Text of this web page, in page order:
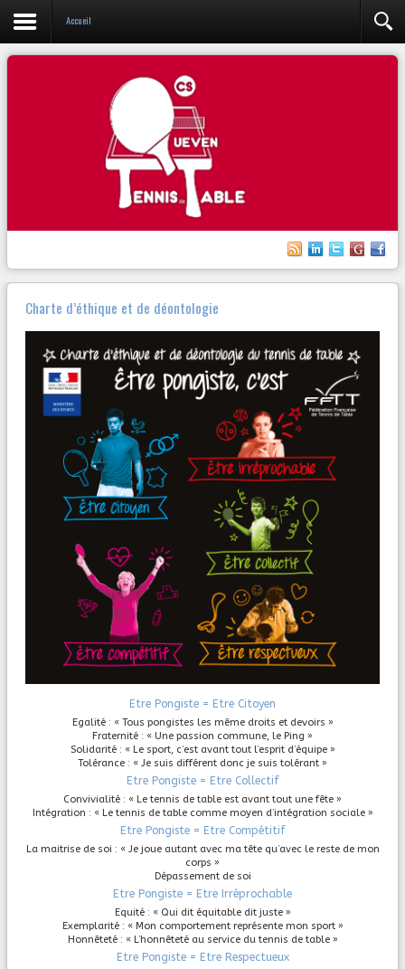
Accueil
Charte d’éthique et de déontologie
Etre Pongiste = Etre Citoyen
Egalité : « Tous pongistes les même droits et devoirs »
Fraternité : « Une passion commune, le Ping »
Solidarité : « Le sport, c’est avant tout l’esprit d’équipe »
Tolérance : « Je suis différent donc je suis tolérant »
Etre Pongiste = Etre Collectif
Convivialité : « Le tennis de table est avant tout une fête »
Intégration : « Le tennis de table comme moyen d’intégration sociale »
Etre Pongiste = Etre Compétitif
La maitrise de soi : « Je joue autant avec ma tête qu’avec le reste de mon
corps »
Dépassement de soi
Etre Pongiste = Etre Irréprochable
Equité : « Qui dit équitable dit juste »
Exemplarité : « Mon comportement représente mon sport »
Honnêteté : « L’honnêteté au service du tennis de table »
Etre Pongiste = Etre Respectueux